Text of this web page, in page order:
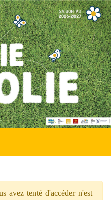
avez tenté d'accéder n'est